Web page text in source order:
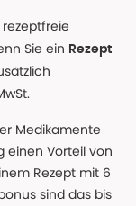
Sie ein Rezept
Medikamente
einen Vorteil von
Rezept mit 6
sind das bis